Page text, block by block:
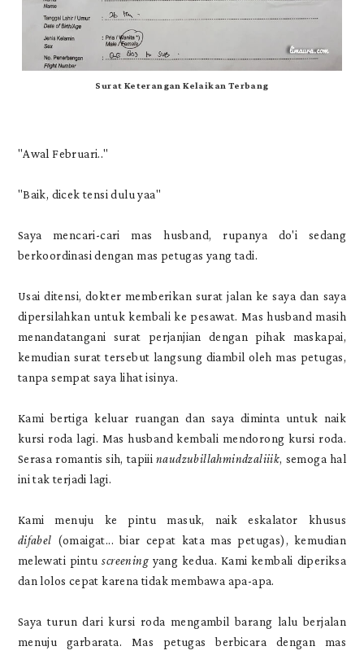
Surat Keterangan Kelaikan Terbang
"Awal Februari.."
"Baik, dicek tensi dulu yaa"
Saya mencari-cari mas husband, rupanya do'i sedang
berkoordinasi dengan mas petugas yang tadi.
Usai ditensi, dokter memberikan surat jalan ke saya dan saya
dipersilahkan untuk kembali ke pesawat. Mas husband masih
menandatangani surat perjanjian dengan pihak maskapai,
kemudian surat tersebut langsung diambil oleh mas petugas,
tanpa sempat saya lihat isinya.
Kami bertiga keluar ruangan dan saya diminta untuk naik
kursi roda lagi. Mas husband kembali mendorong kursi roda.
Serasa romantis sih, tapiiinaudzubillahmindzaliiik, semoga hal
ini tak terjadi lagi.
Kami menuju ke pintu masuk, naik eskalator khusus
difabel (omaigat... biar cepat kata mas petugas), kemudian
melewati pintuscreeningyang kedua. Kami kembali diperiksa
dan lolos cepat karena tidak membawa apa-apa.
Saya turun dari kursi roda mengambil barang lalu berjalan
menuju garbarata. Mas petugas berbicara dengan mas